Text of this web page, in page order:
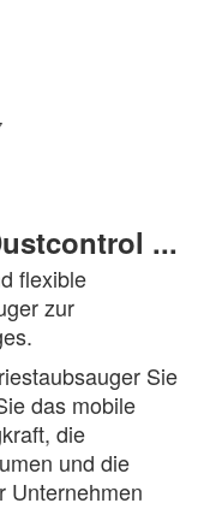
...
flexible
zur
Sie
das mobile
die
und die
Unternehmen